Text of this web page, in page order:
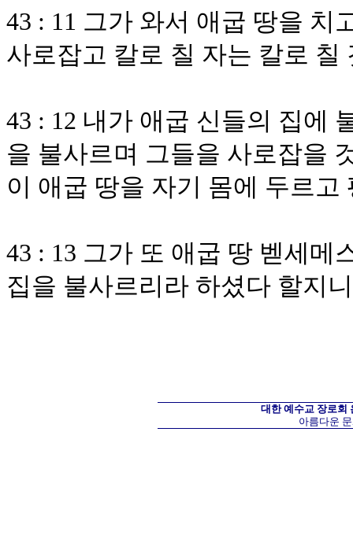
43 : 11 그가 와서 애굽 땅을 치
사로잡고 칼로 칠 자는 칼로 칠
43 : 12 내가 애굽 신들의 집에
을 불사르며 그들을 사로잡을
이 애굽 땅을 자기 몸에 두르
43 : 13 그가 또 애굽 땅 벧세메
집을 불사르리라 하셨다 할지
대한 예수교 장로회
아름다운